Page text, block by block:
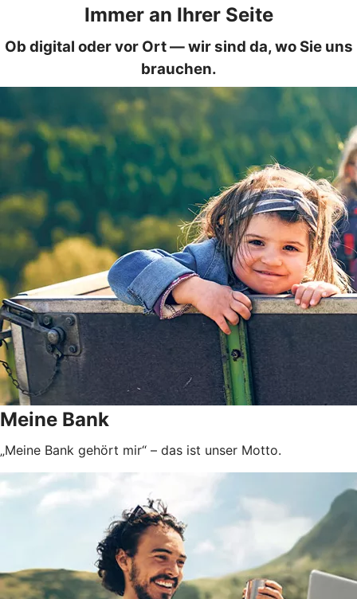
Immer an Ihrer Seite
Ob digital oder vor Ort — wir sind da, wo Sie uns
brauchen.
Meine Bank
„Meine Bank gehört mir“ – das ist unser Motto.